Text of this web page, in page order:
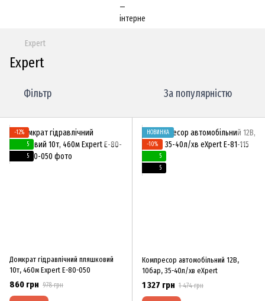
Expert
Expert
Фільтр За популярністю
−12%
5
5
Домкрат гідравлічний пляшковий
10т, 460м Expert E-80-050
860 грн 978 грн
НОВИНКА
−10%
5
5
Компресор автомобільний 12В,
10бар, 35-40л/хв eXpert
1 327 грн 1 474 грн